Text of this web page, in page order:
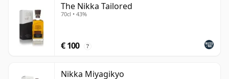
The Nikka Tailored
70cl • 43%
€ 100 ?
Nikka Miyagikyo